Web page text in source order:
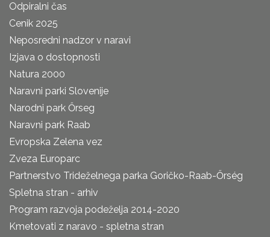
Odpiralni čas
Cenik 2025
Neposredni nadzor v naravi
Izjava o dostopnosti
Natura 2000
Naravni parki Slovenije
Narodni park Őrseg
Naravni park Raab
Evropska Zelena vez
Zveza Europarc
Partnerstvo Trideželnega parka Goričko-Raab-Őrség
Spletna stran - arhiv
Program razvoja podeželja 2014-2020
Kmetovati z naravo - spletna stran